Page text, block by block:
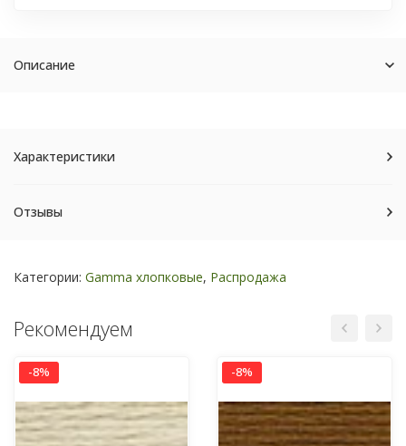
Описание
Характеристики
Отзывы
Категории: Gamma хлопковые, Распродажа
Рекомендуем
-8% -8%